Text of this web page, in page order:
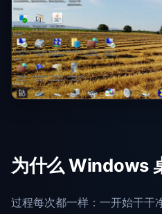
为什么 Windows
过程每次都一样：一开始干干